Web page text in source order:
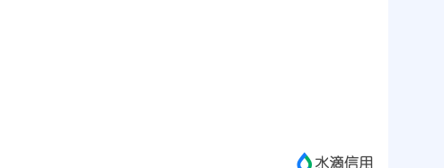
成为vip查看